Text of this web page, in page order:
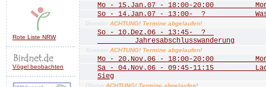
Rote Liste NRW
Vögel beobachten
Mo - 15.Jan.07 - 18:00-20:00
So - 14.Jan.07 - 13:00- ?
Dezember ACHTUNG! Termine abgelaufen!
So - 10.Dez.06 - 13:45- ?
Jahresabschlusswanderung
November ACHTUNG! Termine abgelaufen!
Mo - 20.Nov.06 - 18:00-20:00
Sa - 04.Nov.06 - 09:45-11:15
Sieg
Oktober ACHTUNG! Termine abgelaufen!